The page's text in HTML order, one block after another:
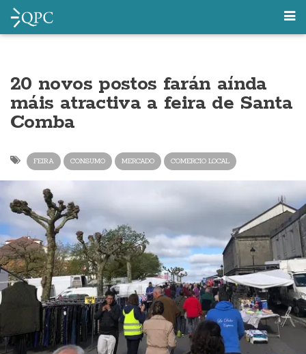
20 novos postos farán aínda
máis atractiva a feira de Santa
Comba
FEIRA CONSUMO MERCADO COMERCIO LOCAL